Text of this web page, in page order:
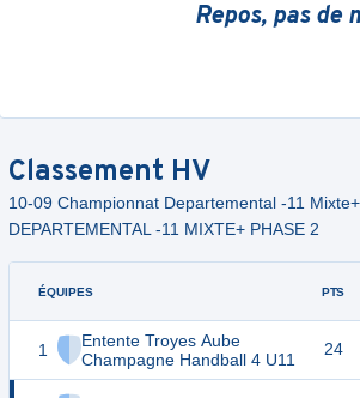
Repos, pas de
Classement HV
10-09 Championnat Departemental -11
DEPARTEMENTAL -11 MIXTE+ PHASE 2
ÉQUIPES
1
Entente Troyes Aube
Champagne Handball 4 U11
PTS
24